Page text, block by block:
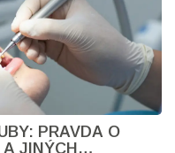
PRAVDA O
JINÝCH